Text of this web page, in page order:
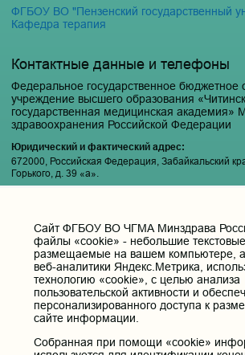
ФГБОУ ВО "Пензенский государственный
Кафедра терапия
Контактные данные и телефоны
Федеральное государственное бюджетное
учреждение высшего образования
государственная медицинская академия»
здравоохранения Российской Федерации
Юридический и фактический адрес:
672000, Российская Федерация, Забайкальский
Горького, д. 39 «а».
Электронная почта:
pochta@chitgma.ru
Официальная группа «ВКонтакте»:
https://vk.com/news_chgma
Официальный канал «Телеграмм»:
https://t.me/chgma75
Официальный канал «МАХ»:
Cайт ФГБОУ ВО ЧГМА Минздрава
файлы «cookie» - небольшие
размещаемые на вашем компьютере, а
веб-аналитики Яндекс.Метрика,
технологию «cookie», с целью анализа
пользовательской активности и
персонализированного доступа к
сайте информации.
Собранная при помощи «cookie»